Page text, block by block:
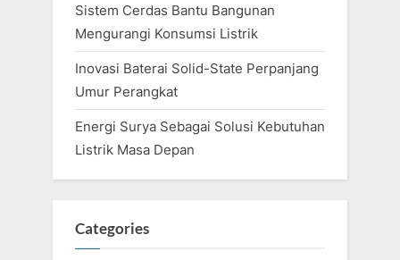
Sistem Cerdas Bantu Bangunan
Mengurangi Konsumsi Listrik
Inovasi Baterai Solid-State Perpanjang
Umur Perangkat
Energi Surya Sebagai Solusi Kebutuhan
Listrik Masa Depan
Categories